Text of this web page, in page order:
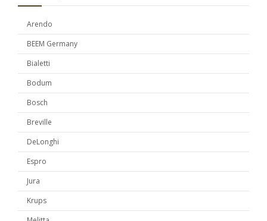
Arendo
BEEM Germany
Bialetti
Bodum
Bosch
Breville
DeLonghi
Espro
Jura
Krups